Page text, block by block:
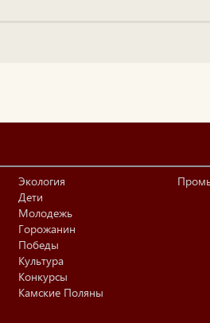
Экология
Дети
Молодежь
Горожанин
Победы
Культура
Конкурсы
Камские Поляны